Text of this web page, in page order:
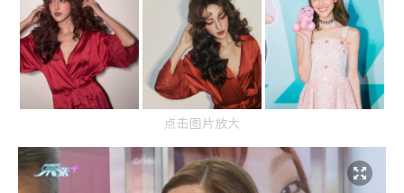
点击图片放大